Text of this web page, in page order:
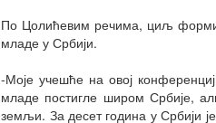
По Цолићевим речима, циљ
младе у Србији.
-Моје учешће на овој
младе постигле широм Србије,
земљи. За десет година у Србији